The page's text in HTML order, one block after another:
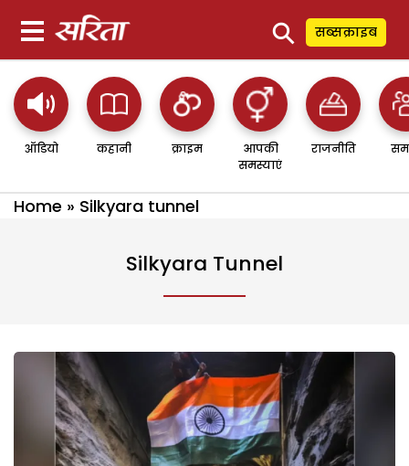
⚲ सब्सक्राइब
ऑडियो कहानी क्राइम
आपकी
समस्याएं
राजनीति
Home » Silkyara tunnel
Silkyara Tunnel